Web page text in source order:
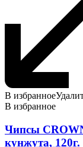
В избранное
В избранное
Чипсы
кунжута, 120г.